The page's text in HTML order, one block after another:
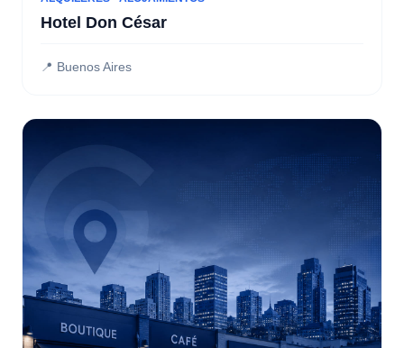
Hotel Don César
📍 Buenos Aires